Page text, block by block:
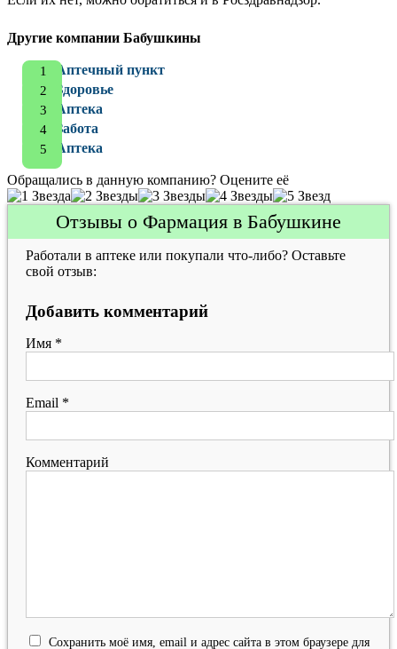
Другие компании Бабушкины
Аптечный пункт
Здоровье
Аптека
Забота
Аптека
Обращались в данную компанию? Оцените её
Отзывы о Фармация в Бабушкине
Работали в аптеке или покупали что-либо? Оставьте
свой отзыв:
Добавить комментарий
Имя *
Email *
Комментарий
Сохранить моё имя, email и адрес сайта в этом браузере для